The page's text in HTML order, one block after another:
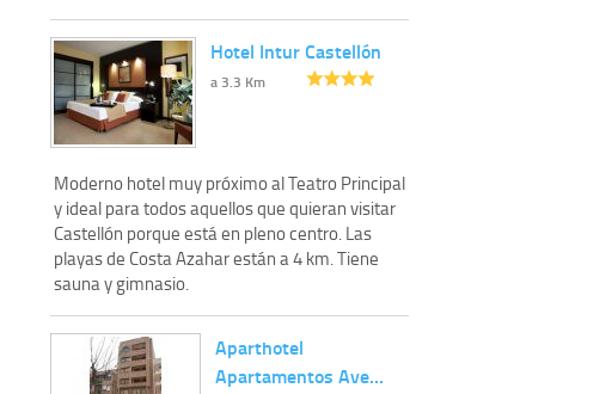
Hotel Intur Castellón
a 3.3 Km
Moderno hotel muy próximo al Teatro Principal
y ideal para todos aquellos que quieran visitar
Castellón porque está en pleno centro. Las
playas de Costa Azahar están a 4 km. Tiene
sauna y gimnasio.
Aparthotel
Apartamentos Ave…